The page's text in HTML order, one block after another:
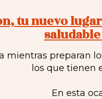
tu nuevo
mientras preparan
los que tienen
En esta